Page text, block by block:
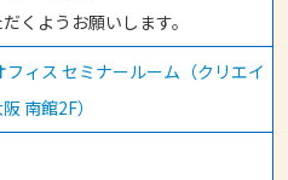
くようお願いします。
フィス セミナールーム（クリエイ
南館2F）